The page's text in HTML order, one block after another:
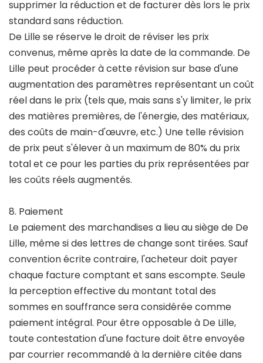
supprimer la réduction et de facturer dès lors le prix
standard sans réduction.
De Lille se réserve le droit de réviser les prix
convenus, même après la date de la commande. De
Lille peut procéder à cette révision sur base d'une
augmentation des paramètres représentant un coût
réel dans le prix (tels que, mais sans s'y limiter, le prix
des matières premières, de l'énergie, des matériaux,
des coûts de main-d'œuvre, etc.) Une telle révision
de prix peut s'élever à un maximum de 80% du prix
total et ce pour les parties du prix représentées par
les coûts réels augmentés.
8. Paiement
Le paiement des marchandises a lieu au siège de De
Lille, même si des lettres de change sont tirées. Sauf
convention écrite contraire, l'acheteur doit payer
chaque facture comptant et sans escompte. Seule
la perception effective du montant total des
sommes en souffrance sera considérée comme
paiement intégral. Pour être opposable à De Lille,
toute contestation d'une facture doit être envoyée
par courrier recommandé à la dernière citée dans